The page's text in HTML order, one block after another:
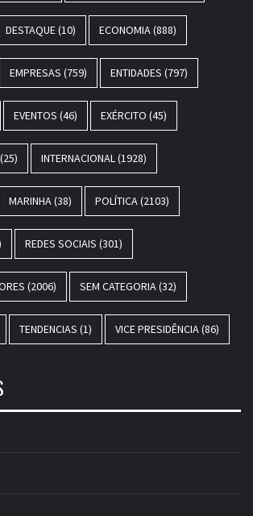
DESTAQUE(10) ECONOMIA (888)
EMPRESAS (759) ENTIDADES (797)
EVENTOS (46) EXÉRCITO (45)
(25) INTERNACIONAL (1928)
MARINHA (38) POLÍTICA (2103)
REDES SOCIAIS (301)
(2006) SEM CATEGORIA (32)
TENDENCIAS (1) VICE PRESIDÊNCIA (86)